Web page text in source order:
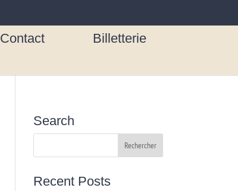
Contact
Billetterie
Search
Recent Posts